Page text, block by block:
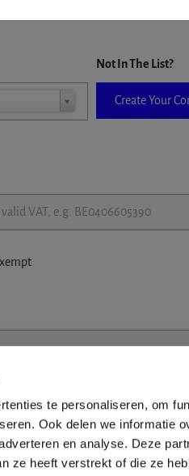
te personaliseren, om
Ook delen we informatie
en analyse. Deze
ze heeft verstrekt of die ze
is selected it will auto-complete
Not In The List?
Create Your